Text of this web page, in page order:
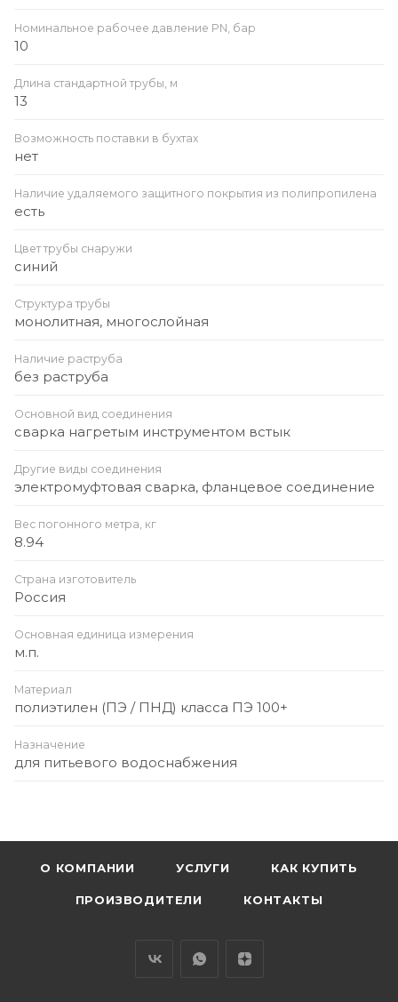
Номинальное рабочее давление PN, бар
10
Длина стандартной трубы, м
13
Возможность поставки в бухтах
нет
Наличие удаляемого защитного покрытия из полипропилена
есть
Цвет трубы снаружи
синий
Структура трубы
монолитная, многослойная
Наличие раструба
без раструба
Основной вид соединения
сварка нагретым инструментом встык
Другие виды соединения
электромуфтовая сварка, фланцевое соединение
Вес погонного метра, кг
8.94
Страна изготовитель
Россия
Основная единица измерения
м.п.
Материал
полиэтилен (ПЭ / ПНД) класса ПЭ 100+
Назначение
для питьевого водоснабжения
О КОМПАНИИ УСЛУГИ КАК КУПИТЬ
ПРОИЗВОДИТЕЛИ КОНТАКТЫ